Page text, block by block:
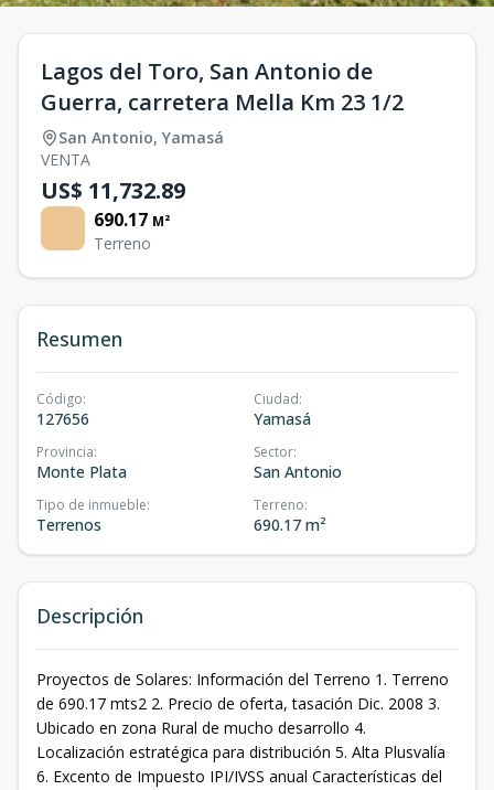
Lagos del Toro, San Antonio de
Guerra, carretera Mella Km 23 1/2
San Antonio, Yamasá
VENTA
US$ 11,732.89
690.17 M²
Terreno
Resumen
Código:
127656
Ciudad:
Yamasá
Provincia:
Monte Plata
Sector:
San Antonio
Tipo de inmueble:
Terrenos
Terreno:
690.17 m²
Descripción
Proyectos de Solares: Información del Terreno 1. Terreno
de 690.17 mts2 2. Precio de oferta, tasación Dic. 2008 3.
Ubicado en zona Rural de mucho desarrollo 4.
Localización estratégica para distribución 5. Alta Plusvalía
6. Excento de Impuesto IPI/IVSS anual Características del